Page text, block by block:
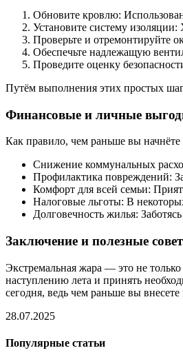
Обновите кровлю:
Установите систему
Проверьте и отремонтируйте
Обеспечьте надлежащую
Проведите оценку
Путём выполнения этих простых
Финансовые и личные
Как правило, чем раньше вы
Снижение коммунальных
Профилактика повреждений:
Комфорт для всей семьи:
Налоговые льготы: В
Долговечность жилья:
Заключение и полезные
Экстремальная жара — это не
наступлению лета и принять
сегодня, ведь чем раньше вы
28.07.2025
Популярные статьи